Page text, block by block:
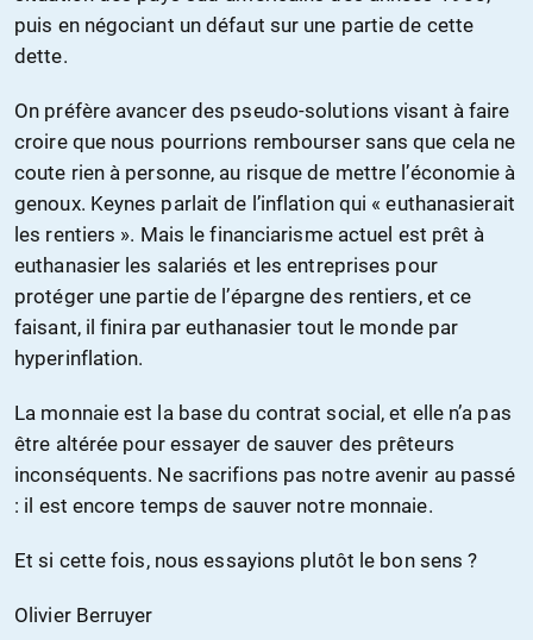
puis en négociant un défaut sur une partie de cette
dette.
On préfère avancer des pseudo-solutions visant à faire
croire que nous pourrions rembourser sans que cela ne
coute rien à personne, au risque de mettre l’économie à
genoux. Keynes parlait de l’inflation qui « euthanasierait
les rentiers ». Mais le financiarisme actuel est prêt à
euthanasier les salariés et les entreprises pour
protéger une partie de l’épargne des rentiers, et ce
faisant, il finira par euthanasier tout le monde par
hyperinflation.
La monnaie est la base du contrat social, et elle n’a pas
être altérée pour essayer de sauver des prêteurs
inconséquents. Ne sacrifions pas notre avenir au passé
: il est encore temps de sauver notre monnaie.
Et si cette fois, nous essayions plutôt le bon sens ?
Olivier Berruyer